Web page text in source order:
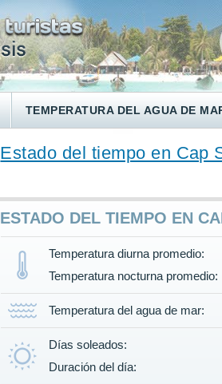
TEMPERATURA DEL AGUA DE
Estado del tiempo en Cap
ESTADO DEL TIEMPO EN
Temperatura diurna promedio:
Temperatura nocturna promedio:
Temperatura del agua de mar:
Días soleados:
Duración del día: